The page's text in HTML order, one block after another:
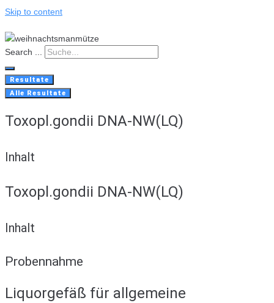
Skip to content
Search ...
Resultate
Alle Resultate
Toxopl.gondii DNA-NW(LQ)
Inhalt
Toxopl.gondii DNA-NW(LQ)
Inhalt
Probennahme
Liquorgefäß für allgemeine